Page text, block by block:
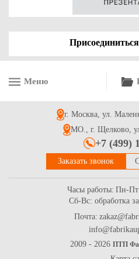
Гофроящик 300*230*40 для
Коробка для прямоугольной
PizzaBox Албус" из 3-х
Присоединиться
Меню
г. Москва, ул.
МО., г. Щелково,
+7 (499)
Заказать звонок
Часы работы: Пн-
Сб-Вс: обработка
Почта:
2009 - 2026 ПТП